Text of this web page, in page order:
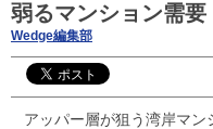
弱るマンション需要
Wedge編集部
アッパー層が狙う湾岸マ